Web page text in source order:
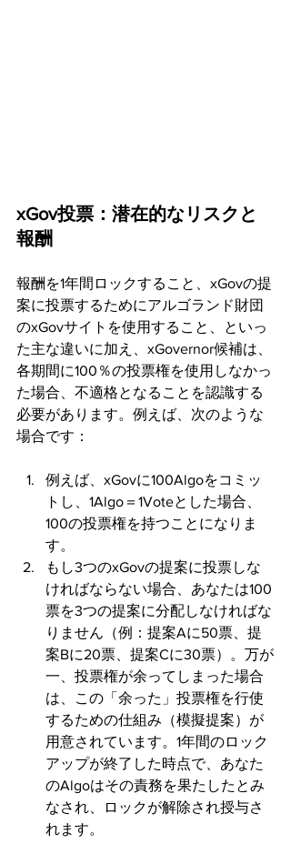
xGov投票：潜在的なリスクと
報酬
報酬を1年間ロックすること、xGovの提
案に投票するためにアルゴランド財団
のxGovサイトを使用すること、といっ
た主な違いに加え、xGovernor候補は、
各期間に100％の投票権を使用しなかっ
た場合、不適格となることを認識する
必要があります。例えば、次のような
場合です：
例えば、xGovに100Algoをコミッ
トし、1Algo＝1Voteとした場合、
100の投票権を持つことになりま
す。
もし3つのxGovの提案に投票しな
ければならない場合、あなたは100
票を3つの提案に分配しなければな
りません（例：提案Aに50票、提
案Bに20票、提案Cに30票）。万が
一、投票権が余ってしまった場合
は、この「余った」投票権を行使
するための仕組み（模擬提案）が
用意されています。1年間のロック
アップが終了した時点で、あなた
のAlgoはその責務を果たしたとみ
なされ、ロックが解除され授与さ
れます。